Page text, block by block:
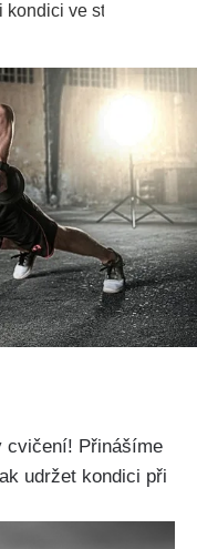
ve stáří
cvičení! Přinášíme
udržet kondici při